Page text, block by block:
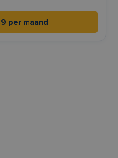
per maand